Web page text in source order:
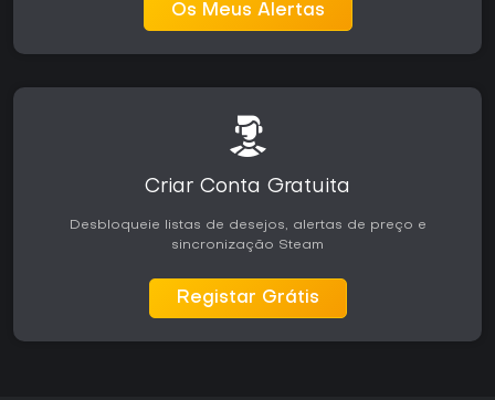
Os Meus Alertas
Criar Conta Gratuita
Desbloqueie listas de desejos, alertas de preço e
sincronização Steam
Registar Grátis